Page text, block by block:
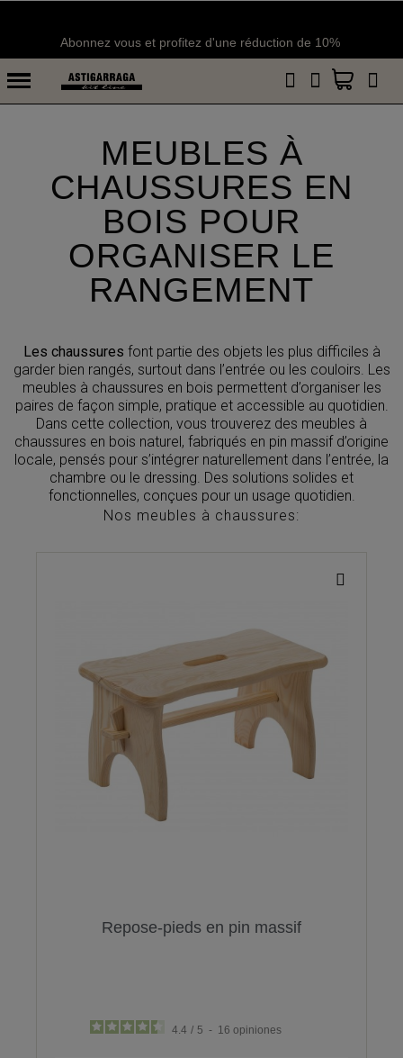
Abonnez vous et profitez d'une réduction de 10%
MEUBLES À
CHAUSSURES EN
BOIS POUR
ORGANISER LE
RANGEMENT
Les chaussures font partie des objets les plus difficiles à
garder bien rangés, surtout dans l’entrée ou les couloirs. Les
meubles à chaussures en bois permettent d’organiser les
paires de façon simple, pratique et accessible au quotidien.
Dans cette collection, vous trouverez des meubles à
chaussures en bois naturel, fabriqués en pin massif d’origine
locale, pensés pour s’intégrer naturellement dans l’entrée, la
chambre ou le dressing. Des solutions solides et
fonctionnelles, conçues pour un usage quotidien.
Nos meubles à chaussures:
Repose-pieds en pin massif
4.4 / 5 - 16opiniones